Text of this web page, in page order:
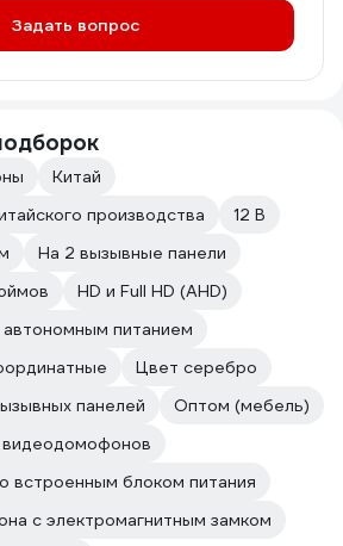
Задать вопрос
Китай
производства
12 В
На 2 вызывные панели
HD и Full HD (AHD)
питанием
Цвет серебро
панелей
Оптом (мебель)
видеодомофонов
встроенным блоком питания
с электромагнитным замком